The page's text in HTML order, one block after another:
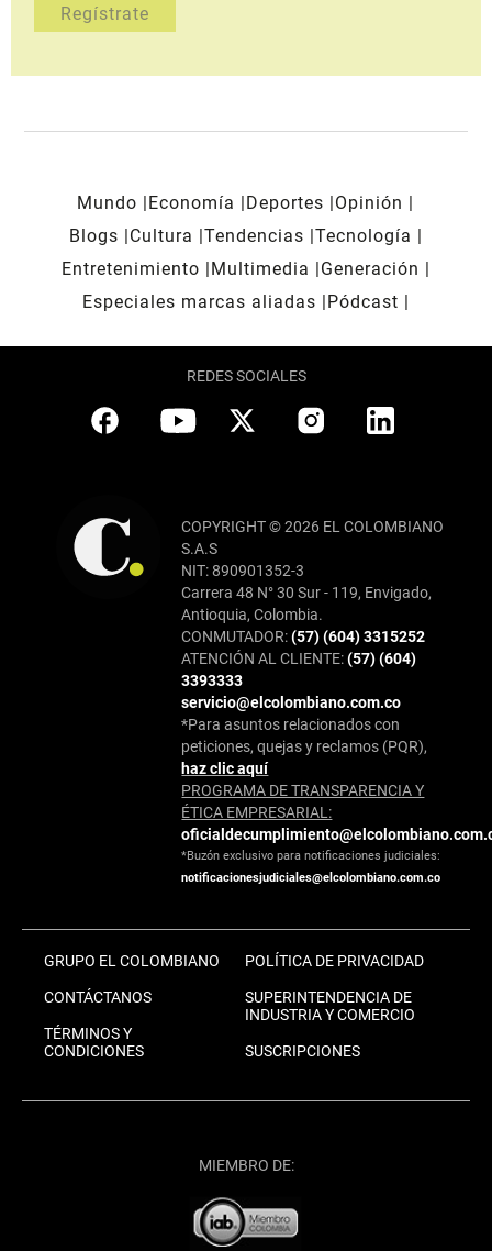
Mundo Economía Deportes
Opinión
Blogs
Cultura Tendencias Tecnología
Entretenimiento
Multimedia
Generación
Especiales marcas aliadas
Pódcast
REDES SOCIALES
COPYRIGHT © 2026 EL COLOMBIANO
S.A.S
NIT: 890901352-3
Carrera 48 N° 30 Sur - 119, Envigado,
Antioquia, Colombia.
CONMUTADOR:(57) (604) 3315252
ATENCIÓN AL CLIENTE:(57) (604)
3393333
servicio@elcolombiano.com.co
*Para asuntos relacionados con
peticiones, quejas y reclamos (PQR),
haz clic aquí
PROGRAMA DE TRANSPARENCIA Y
ÉTICA EMPRESARIAL:
*Buzón exclusivo para notificaciones judiciales:
notificacionesjudiciales@elcolombiano.com.co
GRUPO EL COLOMBIANO
CONTÁCTANOS
TÉRMINOS Y
CONDICIONES
POLÍTICA DE PRIVACIDAD
SUPERINTENDENCIA DE
INDUSTRIA Y COMERCIO
SUSCRIPCIONES
MIEMBRO DE: